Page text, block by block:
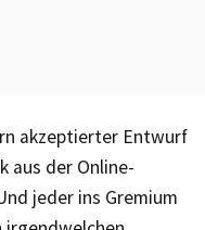
akzeptierter Entwurf
aus der Online-
jeder ins Gremium